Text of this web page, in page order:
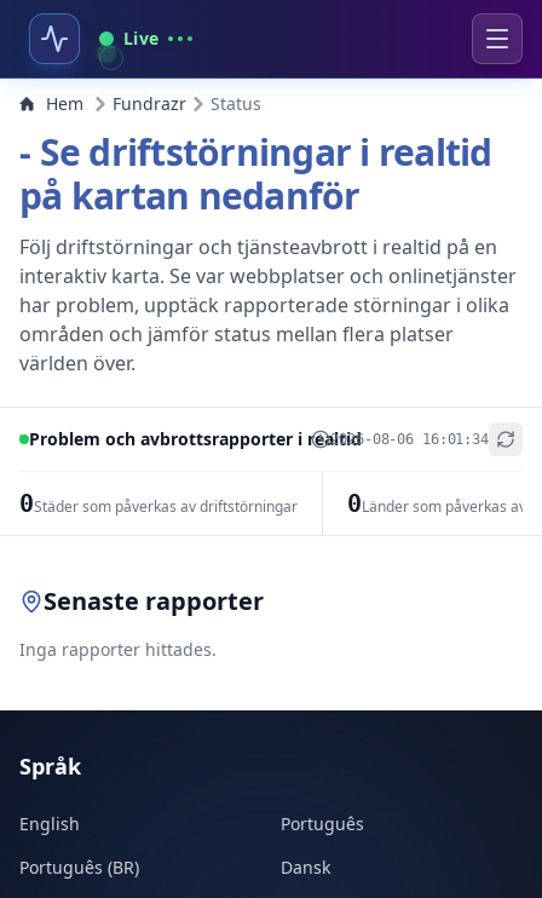
Live
Hem Fundrazr Status
- Se driftstörningar i realtid
på kartan nedanför
Följ driftstörningar och tjänsteavbrott i realtid på en
interaktiv karta. Se var webbplatser och onlinetjänster
har problem, upptäck rapporterade störningar i olika
områden och jämför status mellan flera platser
världen över.
Problem och avbrottsrapporter i realtid2026-08-06 16:01:34
0Städer som påverkas av driftstörningar 0Länder som påverkas av
+
Senaste rapporter
Inga rapporter hittades.
Språk
English
Português
Português (BR)
Dansk